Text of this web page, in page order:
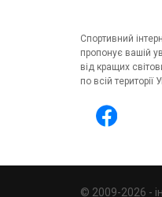
Спортивний
пропонує вашій
від кращих
по всій території
© 2009-2026 -